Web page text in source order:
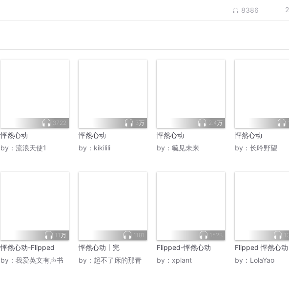
8386
3722
怦然心动
by： 流浪天使1
3万
怦然心动
by： kikilili
2.4万
怦然心动
by： 毓见未来
怦然心动
by： 长吟野望
1.1万
怦然心动-Flipped
by： 我爱英文有声书
1181
怦然心动丨完
by： 起不了床的那青
1528
Flipped-怦然心动
by： xplant
Flipped 怦然心动
by： LolaYao